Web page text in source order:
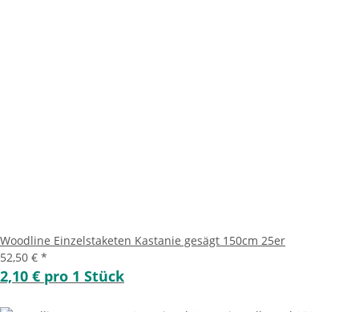
Woodline Einzelstaketen Kastanie gesägt 150cm 25er
52,50 € *
2,10 € pro 1 Stück